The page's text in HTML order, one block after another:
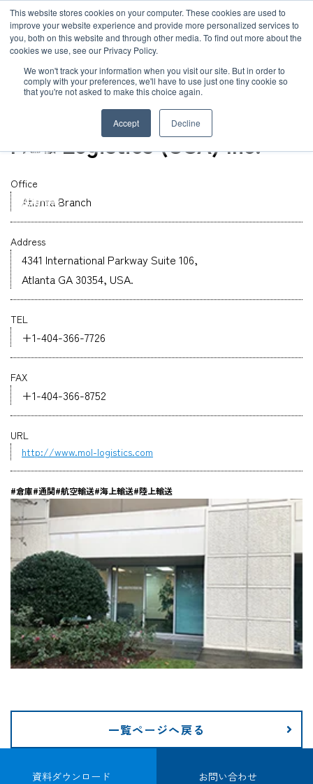
This website stores cookies on your computer. These cookies are used to
improve your website experience and provide more personalized services to
you, both on this website and through other media. To find out more about the
cookies we use, see our Privacy Policy.
We won't track your information when you visit our site. But in order to
comply with your preferences, we'll have to use just one tiny cookie so
that you're not asked to make this choice again.
Accept Decline
お知らせ
グローバルネットワーク
企業情報
採用情報
サービス
お客様事例
お問い合わせ
TOP グローバルネットワーク MOL Logistics (USA) Inc.
オフィス
MOL Logistics (USA) Inc.
Office
Atlanta Branch
Address
4341 International Parkway Suite 106,
Atlanta GA 30354, USA.
TEL
+1-404-366-7726
FAX
+1-404-366-8752
URL
http://www.mol-logistics.com
#倉庫#通関#航空輸送#海上輸送#陸上輸送
一覧ページへ戻る
資料ダウンロード お問い合わせ